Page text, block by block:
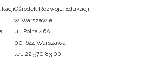
Ośrodek Rozwoju Edukacji
w Warszawie
ul. Polna 46A
00-644 Warszawa
tel. 22 570 83 00